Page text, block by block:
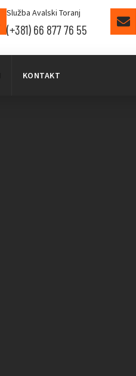
Služba Avalski Toranj
(+381) 66 877 76 55
KONTAKT